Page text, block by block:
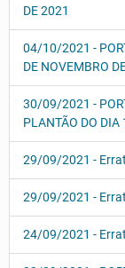
DE 2021
04/10/2021 -
DE NOVEMBRO
30/09/2021 -
PLANTÃO DO DIA
29/09/2021 -
29/09/2021 -
24/09/2021 -